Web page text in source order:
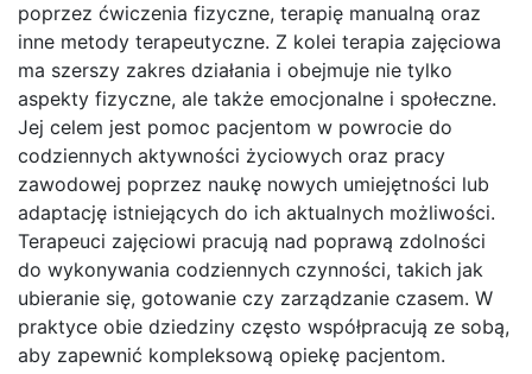
poprzez ćwiczenia fizyczne, terapię manualną oraz
inne metody terapeutyczne. Z kolei terapia zajęciowa
ma szerszy zakres działania i obejmuje nie tylko
aspekty fizyczne, ale także emocjonalne i społeczne.
Jej celem jest pomoc pacjentom w powrocie do
codziennych aktywności życiowych oraz pracy
zawodowej poprzez naukę nowych umiejętności lub
adaptację istniejących do ich aktualnych możliwości.
Terapeuci zajęciowi pracują nad poprawą zdolności
do wykonywania codziennych czynności, takich jak
ubieranie się, gotowanie czy zarządzanie czasem. W
praktyce obie dziedziny często współpracują ze sobą,
aby zapewnić kompleksową opiekę pacjentom.